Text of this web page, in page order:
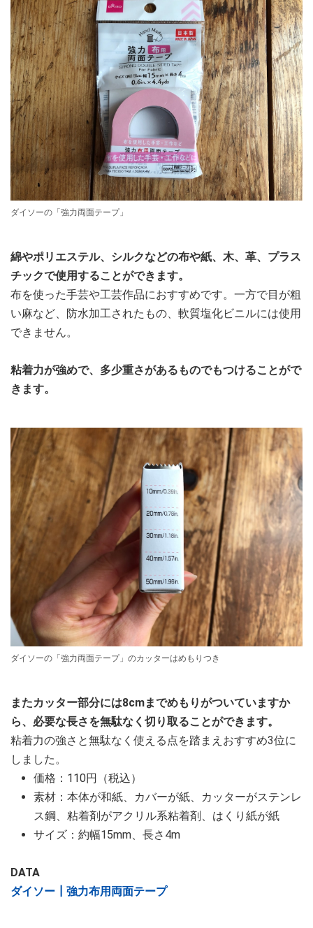
ダイソーの「強力両面テープ」
綿やポリエステル、シルクなどの布や紙、木、革、プラス
チックで使用することができます。
布を使った手芸や工芸作品におすすめです。一方で目が粗
い麻など、防水加工されたもの、軟質塩化ビニルには使用
できません。
粘着力が強めで、多少重さがあるものでもつけることがで
きます。
ダイソーの「強力両面テープ」のカッターはめもりつき
またカッター部分には8cmまでめもりがついていますか
ら、必要な長さを無駄なく切り取ることができます。
粘着力の強さと無駄なく使える点を踏まえおすすめ3位に
しました。
価格：110円（税込）
素材：本体が和紙、カバーが紙、カッターがステンレ
ス鋼、粘着剤がアクリル系粘着剤、はくり紙が紙
サイズ：約幅15mm、長さ4m
DATA
ダイソー┃強力布用両面テープ